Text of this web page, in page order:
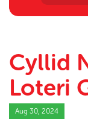
Cyllid
Loteri
Aug 30, 2024